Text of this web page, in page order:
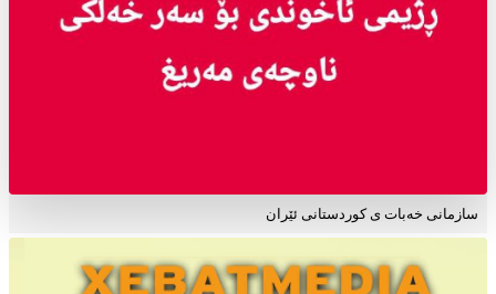
سازمانی خەبات ی کوردستانی ئێران